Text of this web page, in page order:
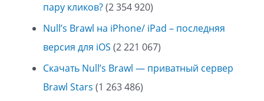
пару кликов?(2 354 920)
Null’s Brawl на iPhone/ iPad – последняя
версия для iOS (2 221 067)
Скачать Null’s Brawl — приватный сервер
Brawl Stars (1 263 486)